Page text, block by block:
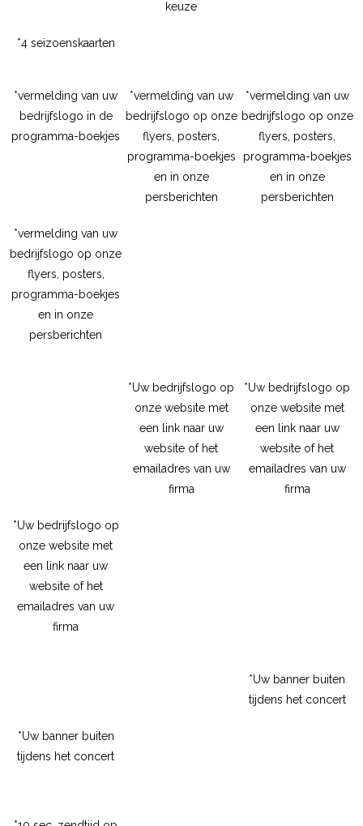
keuze
*4 seizoenskaarten
*vermelding van uw
bedrijfslogo in de
programma-boekjes
*vermelding van uw
bedrijfslogo op onze
flyers, posters,
programma-boekjes
en in onze
persberichten
*vermelding van uw
bedrijfslogo op onze
flyers, posters,
programma-boekjes
en in onze
persberichten
*vermelding van uw
bedrijfslogo op onze
flyers, posters,
programma-boekjes
en in onze
persberichten
*Uw bedrijfslogo op
onze website met
een link naar uw
website of het
emailadres van uw
firma
*Uw bedrijfslogo op
onze website met
een link naar uw
website of het
emailadres van uw
firma
*Uw bedrijfslogo op
onze website met
een link naar uw
website of het
emailadres van uw
firma
*Uw banner buiten
tijdens het concert
*Uw banner buiten
tijdens het concert